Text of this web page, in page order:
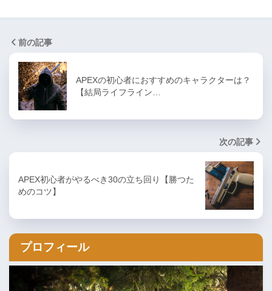
前の記事
APEXの初心者におすすめのキャラクターは？
【結局ライフライン…
次の記事
APEX初心者がやるべき30の立ち回り【勝つた
めのコツ】
プロフィール